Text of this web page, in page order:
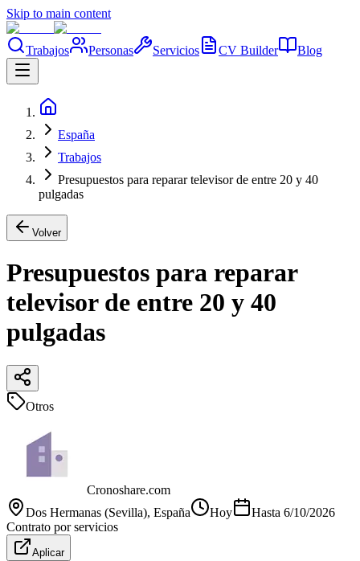
Skip to main content
Trabajos Personas Servicios CV Builder Blog
España
Trabajos
Presupuestos para reparar televisor de entre 20 y 40
pulgadas
Volver
Presupuestos para reparar
televisor de entre 20 y 40
pulgadas
Otros
Cronoshare.com
Dos Hermanas (Sevilla), España Hoy Hasta 6/10/2026
Contrato por servicios
Aplicar